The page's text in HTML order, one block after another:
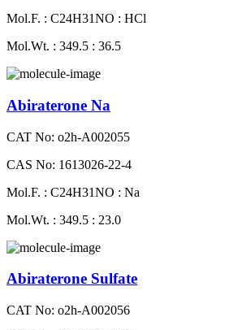
Mol.F. : C24H31NO : HCl
Mol.Wt. : 349.5 : 36.5
Abiraterone Na
CAT No: o2h-A002055
CAS No: 1613026-22-4
Mol.F. : C24H31NO : Na
Mol.Wt. : 349.5 : 23.0
Abiraterone Sulfate
CAT No: o2h-A002056